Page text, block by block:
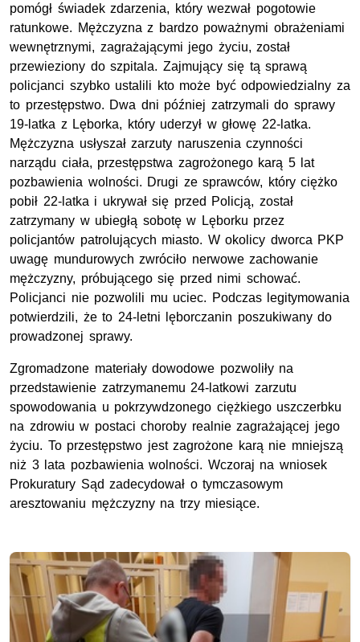
pomógł świadek zdarzenia, który wezwał pogotowie
ratunkowe. Mężczyzna z bardzo poważnymi obrażeniami
wewnętrznymi, zagrażającymi jego życiu, został
przewieziony do szpitala. Zajmujący się tą sprawą
policjanci szybko ustalili kto może być odpowiedzialny za
to przestępstwo. Dwa dni później zatrzymali do sprawy
19-latka z Lęborka, który uderzył w głowę 22-latka.
Mężczyzna usłyszał zarzuty naruszenia czynności
narządu ciała, przestępstwa zagrożonego karą 5 lat
pozbawienia wolności. Drugi ze sprawców, który ciężko
pobił 22-latka i ukrywał się przed Policją, został
zatrzymany w ubiegłą sobotę w Lęborku przez
policjantów patrolujących miasto. W okolicy dworca PKP
uwagę mundurowych zwróciło nerwowe zachowanie
mężczyzny, próbującego się przed nimi schować.
Policjanci nie pozwolili mu uciec. Podczas legitymowania
potwierdzili, że to 24-letni lęborczanin poszukiwany do
prowadzonej sprawy.
Zgromadzone materiały dowodowe pozwoliły na
przedstawienie zatrzymanemu 24-latkowi zarzutu
spowodowania u pokrzywdzonego ciężkiego uszczerbku
na zdrowiu w postaci choroby realnie zagrażającej jego
życiu. To przestępstwo jest zagrożone karą nie mniejszą
niż 3 lata pozbawienia wolności. Wczoraj na wniosek
Prokuratury Sąd zadecydował o tymczasowym
aresztowaniu mężczyzny na trzy miesiące.